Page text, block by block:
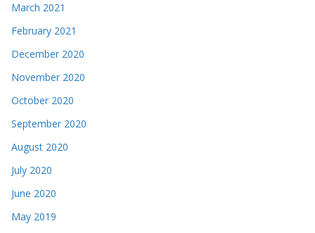
March 2021
February 2021
December 2020
November 2020
October 2020
September 2020
August 2020
July 2020
June 2020
May 2019